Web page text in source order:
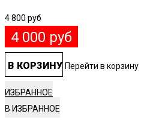
4 800 руб
4 000 руб
В КОРЗИНУ Перейти в корзину
ИЗБРАННОЕ